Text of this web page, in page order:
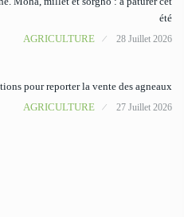
été
AGRICULTURE
28 Juillet 2026
pour reporter la vente des agneaux
AGRICULTURE
27 Juillet 2026